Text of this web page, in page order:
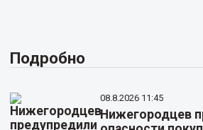
Подробно
08.8.2026 11:45
Нижегородцев